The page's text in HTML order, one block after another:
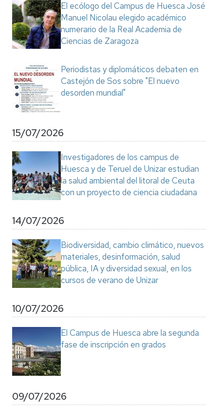
El ecólogo del Campus de Huesca José
Manuel Nicolau elegido académico
numerario de la Real Academia de
Ciencias de Zaragoza
Periodistas y diplomáticos debaten en
Castejón de Sos sobre "El nuevo
desorden mundial"
15/07/2026
Investigadores de los campus de
Huesca y de Teruel de Unizar estudian
la salud ambiental del litoral de Ceuta
con un proyecto de ciencia ciudadana
14/07/2026
Biodiversidad, cambio climático, nuevos
materiales, desinformación, salud
pública, IA y diversidad sexual, en los
cursos de verano de Unizar
10/07/2026
El Campus de Huesca abre la segunda
fase de inscripción en grados
09/07/2026